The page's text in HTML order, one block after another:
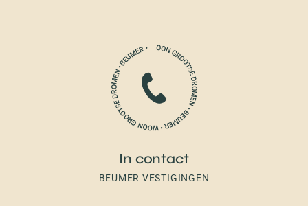
In contact
BEUMER VESTIGINGEN